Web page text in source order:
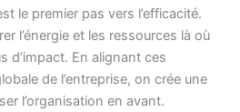
le premier pas vers l’efficacité.
l’énergie et les ressources là où
d’impact. En alignant ces
de l’entreprise, on crée une
l’organisation en avant.